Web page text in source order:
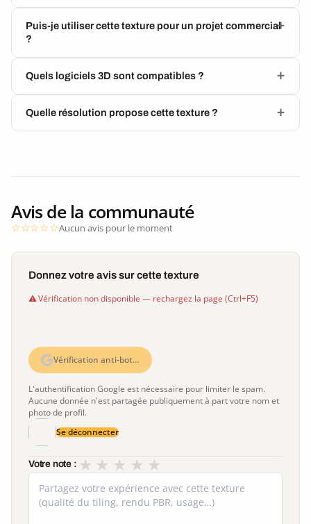
Puis-je utiliser cette texture pour un projet commercial
?
Quels logiciels 3D sont compatibles ?
Quelle résolution propose cette texture ?
Avis de la communauté
Aucun avis pour le moment
Donnez votre avis sur cette texture
Vérification non disponible — rechargez la page (Ctrl+F5)
Vérification anti-bot…
L'authentification Google est nécessaire pour limiter le spam.
Aucune donnée n'est partagée publiquement à part votre nom et
photo de profil.
Se déconnecter
Votre note : ★
★
★
★
★